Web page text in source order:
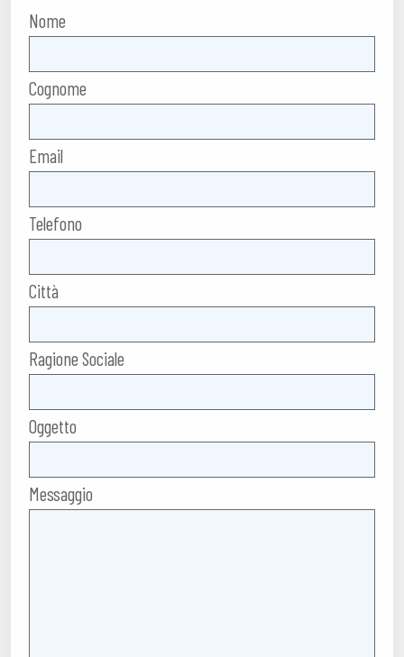
Nome
Cognome
Email
Telefono
Città
Ragione Sociale
Oggetto
Messaggio